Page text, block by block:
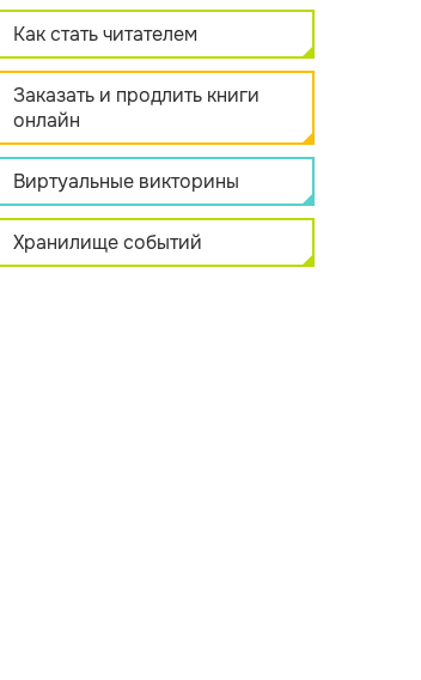
Как стать читателем
Заказать и продлить книги
онлайн
Виртуальные викторины
Хранилище событий